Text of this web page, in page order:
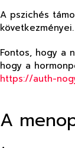
A pszichés
Fontos, hogy a
hogy a
https://auth-
A